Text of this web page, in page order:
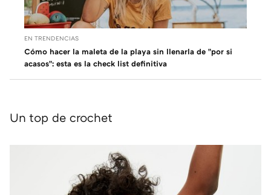
EN TRENDENCIAS
Cómo hacer la maleta de la playa sin llenarla de "por si
acasos": esta es la check list definitiva
Un top de crochet